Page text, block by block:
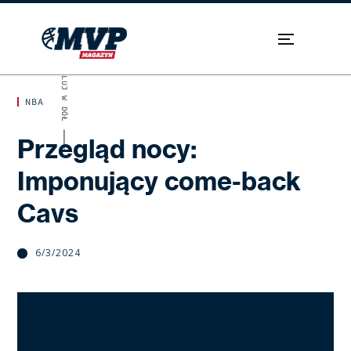
NBA
Przegląd nocy:
Imponujący come-back
Cavs
6/3/2024
SKROLUJ W DÓŁ